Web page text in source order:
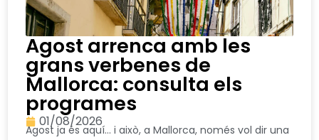
Agost arrenca amb les
grans verbenes de
Mallorca: consulta els
programes
01/08/2026
Agost ja és aquí… i això, a Mallorca, només vol dir una